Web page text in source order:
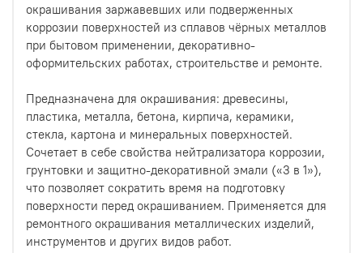
окрашивания заржавевших или подверженных
коррозии поверхностей из сплавов чёрных металлов
при бытовом применении, декоративно-
оформительских работах, строительстве и ремонте.
Предназначена для окрашивания: древесины,
пластика, металла, бетона, кирпича, керамики,
стекла, картона и минеральных поверхностей.
Сочетает в себе свойства нейтрализатора коррозии,
грунтовки и защитно-декоративной эмали («3 в 1»),
что позволяет сократить время на подготовку
поверхности перед окрашиванием. Применяется для
ремонтного окрашивания металлических изделий,
инструментов и других видов работ.